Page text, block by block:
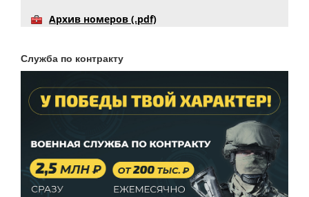
Архив номеров (.pdf)
Служба по контракту